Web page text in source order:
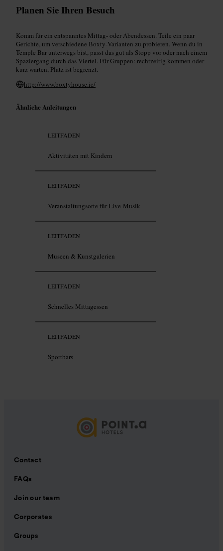
Planen Sie Ihren Besuch
Komm für ein entspanntes Mittag- oder Abendessen. Teile ein paar
Gerichte, um verschiedene Boxty‑Varianten zu probieren. Wenn du in
Temple Bar unterwegs bist, passt das gut als Stopp vor oder nach einem
Spaziergang durch das Viertel. Für Gruppen: rechtzeitig kommen oder
kurz warten, Platz ist begrenzt.
http://www.boxtyhouse.ie/
Ähnliche Anleitungen
LEITFADEN
Aktivitäten mit Kindern
LEITFADEN
Veranstaltungsorte für Live-Musik
LEITFADEN
Museen & Kunstgalerien
LEITFADEN
Schnelles Mittagessen
LEITFADEN
Sportbars
Contact
FAQs
Join our team
Corporates
Groups